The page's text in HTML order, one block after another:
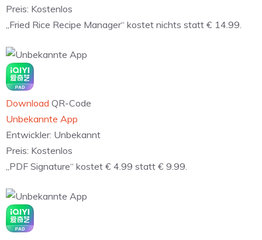
Preis: Kostenlos
„Fried Rice Recipe Manager“ kostet nichts statt € 14.99.
Download QR-Code
Unbekannte App
Entwickler: Unbekannt
Preis: Kostenlos
„PDF Signature“ kostet € 4.99 statt € 9.99.